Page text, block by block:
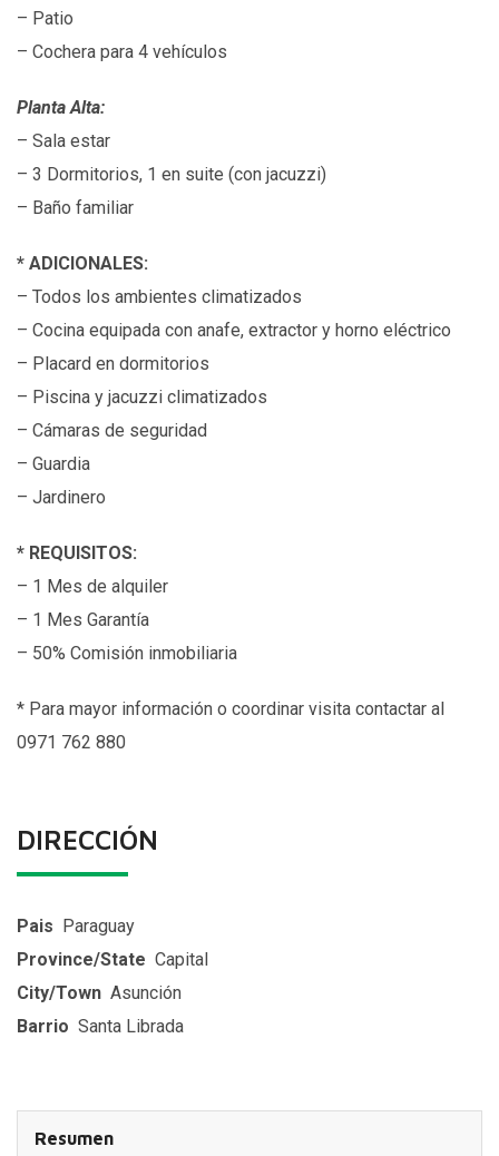
– Patio
– Cochera para 4 vehículos
Planta Alta:
– Sala estar
– 3 Dormitorios, 1 en suite (con jacuzzi)
– Baño familiar
* ADICIONALES:
– Todos los ambientes climatizados
– Cocina equipada con anafe, extractor y horno eléctrico
– Placard en dormitorios
– Piscina y jacuzzi climatizados
– Cámaras de seguridad
– Guardia
– Jardinero
* REQUISITOS:
– 1 Mes de alquiler
– 1 Mes Garantía
– 50% Comisión inmobiliaria
* Para mayor información o coordinar visita contactar al
0971 762 880
DIRECCIÓN
Pais Paraguay
Province/State Capital
City/Town Asunción
Barrio Santa Librada
Resumen